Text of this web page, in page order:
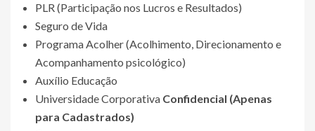
PLR (Participação nos Lucros e Resultados)
Seguro de Vida
Programa Acolher (Acolhimento, Direcionamento e
Acompanhamento psicológico)
Auxílio Educação
Universidade Corporativa Confidencial (Apenas
para Cadastrados)